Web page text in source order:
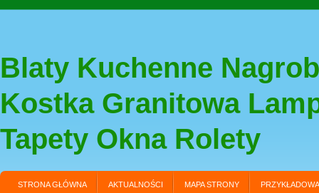
Blaty Kuchenne
Kostka Granitowa
Tapety Okna Rolety
STRONA GŁÓWNA AKTUALNOŚCI MAPA STRONY